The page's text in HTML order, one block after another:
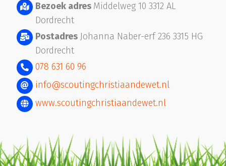
Bezoek adres Middelweg 10 3312 AL
Dordrecht
Postadres Johanna Naber-erf 236 3315 HG
Dordrecht
078 631 60 96
info@scoutingchristiaandewet.nl
www.scoutingchristiaandewet.nl